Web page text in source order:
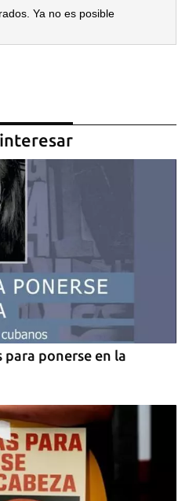
favorito, primero has de
de 14ymedio.
CANCELAR
Ya no es posible
para ponerse en la